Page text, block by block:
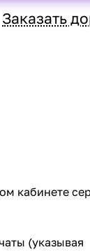
Заказать
кабинете
(указывая